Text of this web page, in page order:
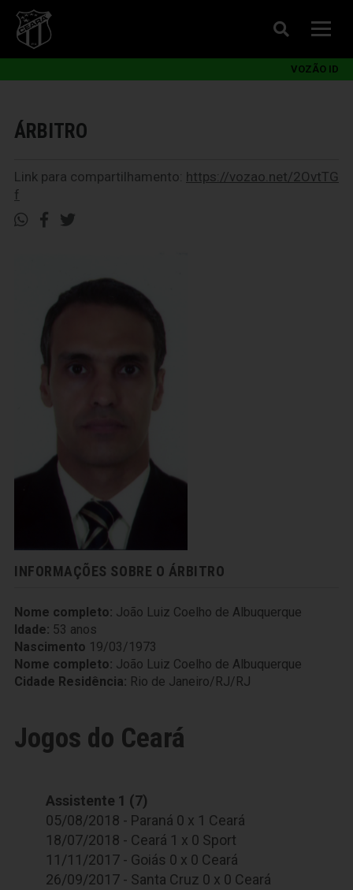
VOZÃO ID
ÁRBITRO
Link para compartilhamento: https://vozao.net/2OvtTG
f
INFORMAÇÕES SOBRE O ÁRBITRO
Nome completo: João Luiz Coelho de Albuquerque
Idade: 53 anos
Nascimento 19/03/1973
Nome completo: João Luiz Coelho de Albuquerque
Cidade Residência: Rio de Janeiro/RJ/RJ
Jogos do Ceará
Assistente 1 (7)
05/08/2018 - Paraná 0 x 1 Ceará
18/07/2018 - Ceará 1 x 0 Sport
11/11/2017 - Goiás 0 x 0 Ceará
26/09/2017 - Santa Cruz 0 x 0 Ceará